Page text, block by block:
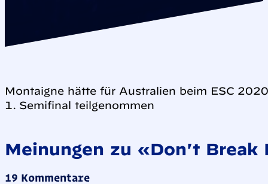
Montaigne hätte für Australien beim ESC
1. Semifinal teilgenommen
Meinungen zu «Don't Break
19 Kommentare